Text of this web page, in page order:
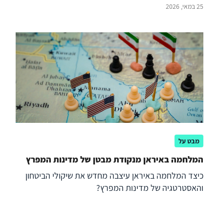
האחרונים?
25 במאי, 2026
מבט על
המלחמה באיראן מנקודת מבטן של מדינות המפרץ
כיצד המלחמה באיראן עיצבה מחדש את שיקולי הביטחון
והאסטרטגיה של מדינות המפרץ?